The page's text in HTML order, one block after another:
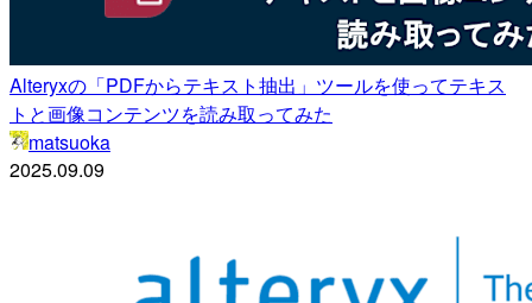
Alteryxの「PDFからテキスト抽出」ツールを使ってテキス
トと画像コンテンツを読み取ってみた
matsuoka
2025.09.09